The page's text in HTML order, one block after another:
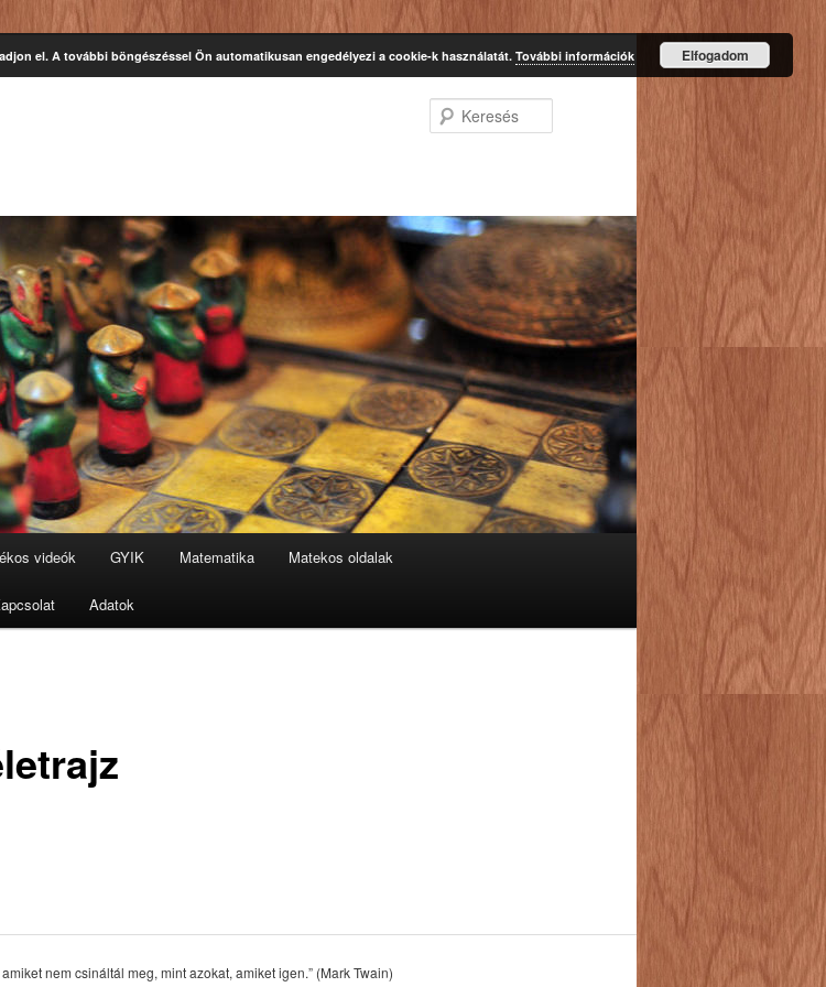
videók GYIK Matematika Matekos oldalak
Adatok
nem csináltál meg, mint azokat, amiket igen.” (Mark Twain)
el. A további böngészéssel Ön automatikusan engedélyezi a cookie-k használatát.További információk Elfogadom